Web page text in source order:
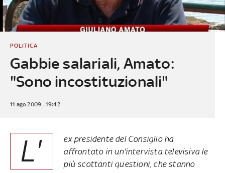
Gabbie salariali, Amato:
"Sono incostituzionali"
POLITICA
11 ago 2009 - 19:42
L'
ex presidente del Consiglio ha
affrontato in un'intervista televisiva le
più scottanti questioni, che stanno